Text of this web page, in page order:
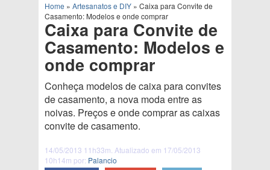
Home » Artesanatos e DIY » Caixa para Convite de
Casamento: Modelos e onde comprar
Caixa para Convite de
Casamento: Modelos e
onde comprar
Conheça modelos de caixa para convites
de casamento, a nova moda entre as
noivas. Preços e onde comprar as caixas
convite de casamento.
14/05/2013 11h33m. Atualizado em 17/05/2013
10h14m por: Palancio